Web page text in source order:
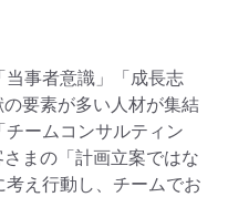
当事者意識」「成長志
要素が多い人材が集結
チームコンサルティン
まの「計画立案ではな
え行動し、チームでお